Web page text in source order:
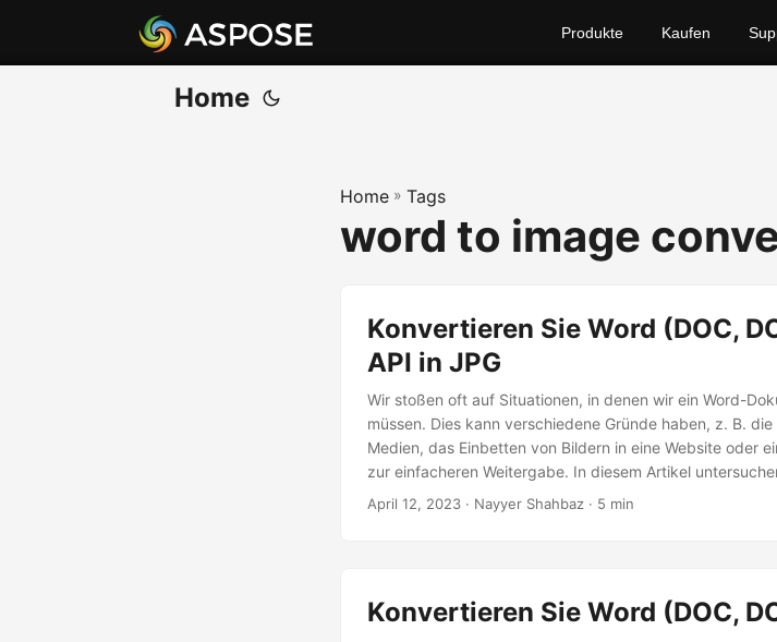
Produkte Kaufen
Home
Home » Tags
word to image
Konvertieren Sie Word (DOC,
API in JPG
Wir stoßen oft auf Situationen, in denen wir ein Word-
müssen. Dies kann verschiedene Gründe haben, z. B.
Medien, das Einbetten von Bildern in eine Website oder
zur einfacheren Weitergabe. In diesem Artikel
und Cloud SDK in JPG-Bilder konvertiert, und diskutieren
April 12, 2023 · Nayyer Shahbaz · 5 min
Konvertieren Sie Word (DOC,